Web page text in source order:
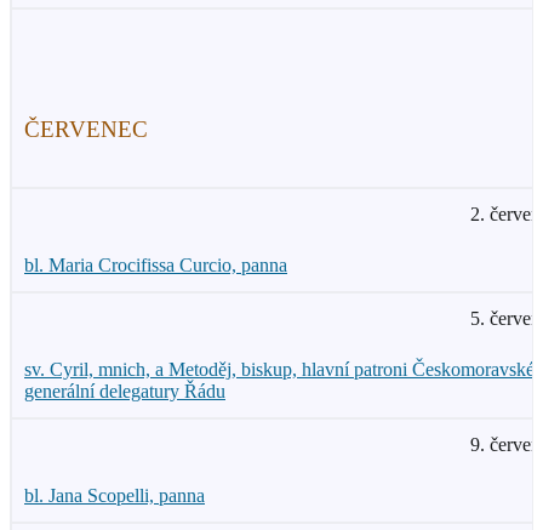
ČERVENEC
2.
bl. Maria Crocifissa Curcio, panna
5.
sv. Cyril, mnich, a Metoděj, biskup, hlavní patroni Českomoravské
generální delegatury Řádu
9.
bl. Jana Scopelli, panna